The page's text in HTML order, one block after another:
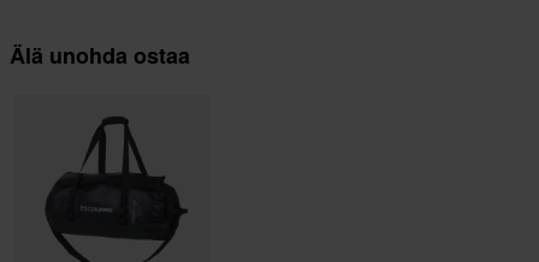
Älä unohda ostaa